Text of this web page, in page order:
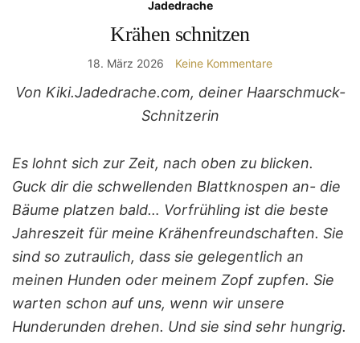
Jadedrache
Krähen schnitzen
18. März 2026 Keine Kommentare
Von Kiki.Jadedrache.com, deiner Haarschmuck-
Schnitzerin
Es lohnt sich zur Zeit, nach oben zu blicken.
Guck dir die schwellenden Blattknospen an- die
Bäume platzen bald… Vorfrühling ist die beste
Jahreszeit für meine Krähenfreundschaften. Sie
sind so zutraulich, dass sie gelegentlich an
meinen Hunden oder meinem Zopf zupfen. Sie
warten schon auf uns, wenn wir unsere
Hunderunden drehen. Und sie sind sehr hungrig.